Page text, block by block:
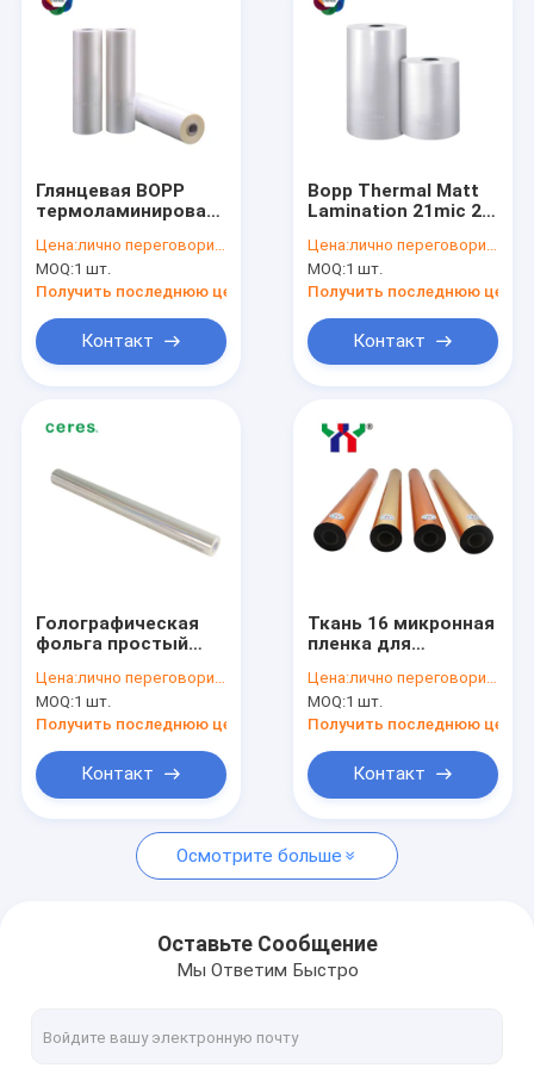
VR - шоу
Новости
Спросите цитату
Ультрафиолетовые офсетные чернила
Глянцевая BOPP
термоламинированная
матовая
упаковочная
бумажная оболочка
Цена:лично переговорить
MOQ:1 шт.
Получить последнюю цену
Контакт
Bopp Thermal Matt
Lamination 21mic 27
ламинирующая
пленка
Цена:лично переговорить
MOQ:1 шт.
Получить последнюю цену
Контакт
Голографическая
фольга простый
прозрачный горячий
штамповщик Fim
Цена:лично переговорить
MOQ:1 шт.
Получить последнюю цену
Контакт
Ткань 16 микронная
пленка для
штампования 18
микронная пленка
для реактивной
теплопередачи
Цена:лично переговорить
MOQ:1 шт.
Получить последнюю цену
Контакт
Осмотрите больше
Оставьте Сообщение
Мы Ответим Быстро